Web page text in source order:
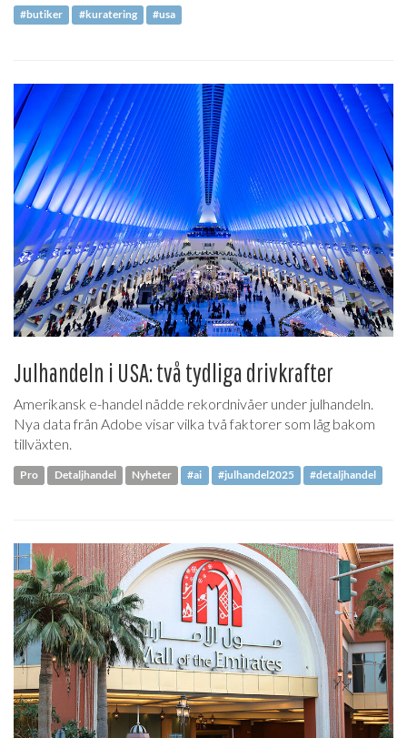
#butiker #kuratering #usa
Julhandeln i USA: två tydliga drivkrafter
Amerikansk e-handel nådde rekordnivåer under julhandeln.
Nya data från Adobe visar vilka två faktorer som låg bakom
tillväxten.
Pro Detaljhandel Nyheter #ai #julhandel2025 #detaljhandel